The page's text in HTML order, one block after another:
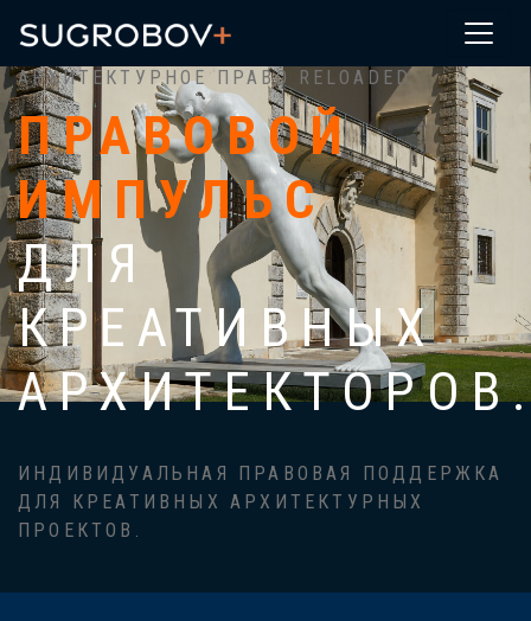
АРХИТЕКТУРНОЕ ПРАВО RELOADED:
ПРАВОВОЙ
ИМПУЛЬС
ДЛЯ
КРЕАТИВНЫХ
ИНДИВИДУАЛЬНАЯ ПРАВОВАЯ ПОДДЕРЖКА
ДЛЯ КРЕАТИВНЫХ АРХИТЕКТУРНЫХ
ПРОЕКТОВ.